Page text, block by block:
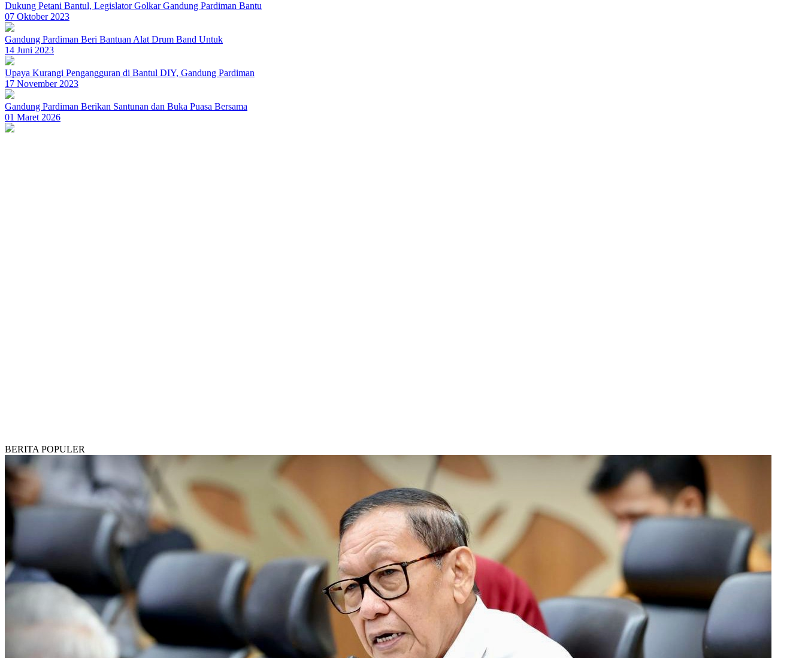
Dukung Petani Bantul, Legislator Golkar Gandung Pardiman Bantu
07 Oktober 2023
Gandung Pardiman Beri Bantuan Alat Drum Band Untuk
14 Juni 2023
Upaya Kurangi Pengangguran di Bantul DIY, Gandung Pardiman
17 November 2023
Gandung Pardiman Berikan Santunan dan Buka Puasa Bersama
01 Maret 2026
BERITA POPULER